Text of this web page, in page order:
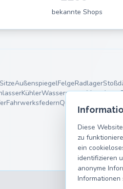
bekannte Shops
SitzeAußenspiegelFelgeRadlager
KühlerWasserpumpeMotorlager
FahrwerksfedernQuerlenker
Diese
zu
ein
identifizieren
anonyme
Informationen